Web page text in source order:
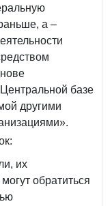
а –
базе
другими
их
обратиться